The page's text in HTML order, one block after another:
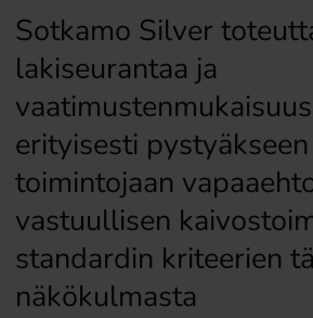
Sotkamo Silver
lakiseurantaa ja
erityisesti
toimintojaan
vastuullisen
standardin kriteerien
näkökulmasta